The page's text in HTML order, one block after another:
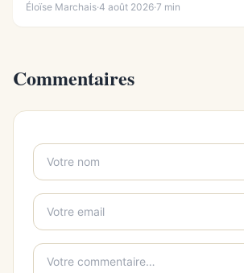
Éloïse Marchais·4 août 2026·7 min
Commentaires